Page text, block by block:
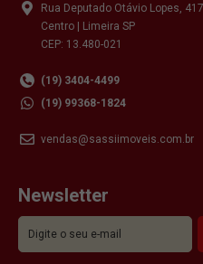
Rua Deputado Otávio Lopes, 417
Centro | Limeira SP
CEP: 13.480-021
(19) 3404-4499
(19) 99368-1824
vendas@sassiimoveis.com.br
Newsletter